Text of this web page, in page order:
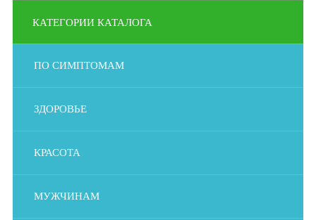
КАТЕГОРИИ КАТАЛОГА
ПО СИМПТОМАМ
ЗДОРОВЬЕ
КРАСОТА
МУЖЧИНАМ